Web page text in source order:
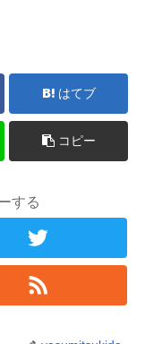
はてブ
コピー
する